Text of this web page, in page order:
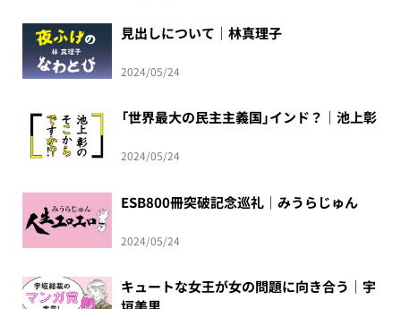
見出しについて｜林真理子
2024/05/24
「世界最大の民主主義国」インド？｜池上彰
2024/05/24
ESB800冊突破記念巡礼｜みうらじゅん
2024/05/24
キュートな女王が女の問題に向き合う｜宇